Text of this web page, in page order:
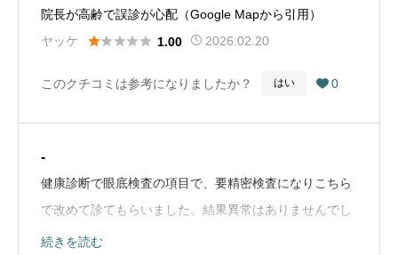
院長が高齢で誤診が心配（Google Mapから引用）
ヤッケ
 1.00 2026.02.20
このクチコミは参考になりましたか？ はい  0
-
健康診断で眼底検査の項目で、要精密検査になりこちら
で改めて診てもらいました。結果異常はありませんでし
たが、看護師の方がご丁寧に色々な機器を使ってデータ
続きを読む